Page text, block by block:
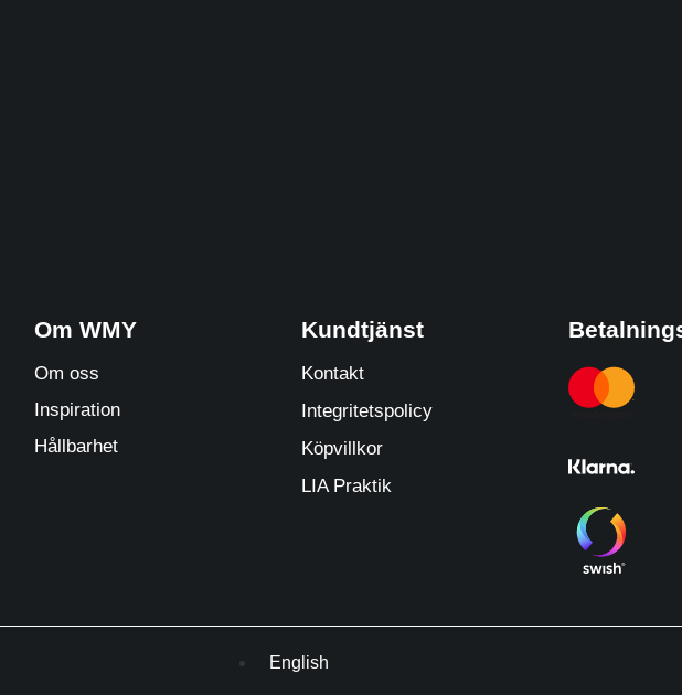
Om WMY
Om oss
Inspiration
Hållbarhet
Kundtjänst
Kontakt
Integritetspolicy
Köpvillkor
LIA Praktik
English